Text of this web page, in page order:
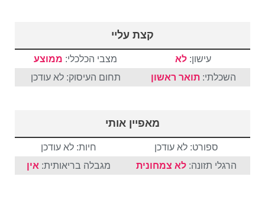
קצת עליי
עישון: לא מצבי הכלכלי: ממוצע
השכלתי:תואר ראשון תחום העיסוק: לא עודכן
מאפיין אותי
ספורט: לא עודכן
חיות: לא עודכן
הרגלי תזונה: לא צמחונית מגבלה בריאותית: אין